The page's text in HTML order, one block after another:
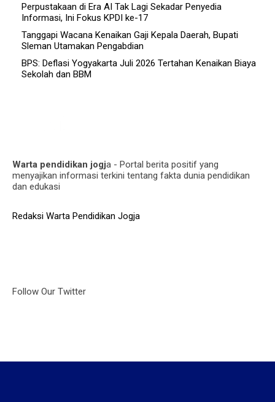
Perpustakaan di Era AI Tak Lagi Sekadar Penyedia
Informasi, Ini Fokus KPDI ke-17
Tanggapi Wacana Kenaikan Gaji Kepala Daerah, Bupati
Sleman Utamakan Pengabdian
BPS: Deflasi Yogyakarta Juli 2026 Tertahan Kenaikan Biaya
Sekolah dan BBM
Warta pendidikan jogja - Portal berita positif yang
menyajikan informasi terkini tentang fakta dunia pendidikan
dan edukasi
Redaksi Warta Pendidikan Jogja
Follow Our Twitter